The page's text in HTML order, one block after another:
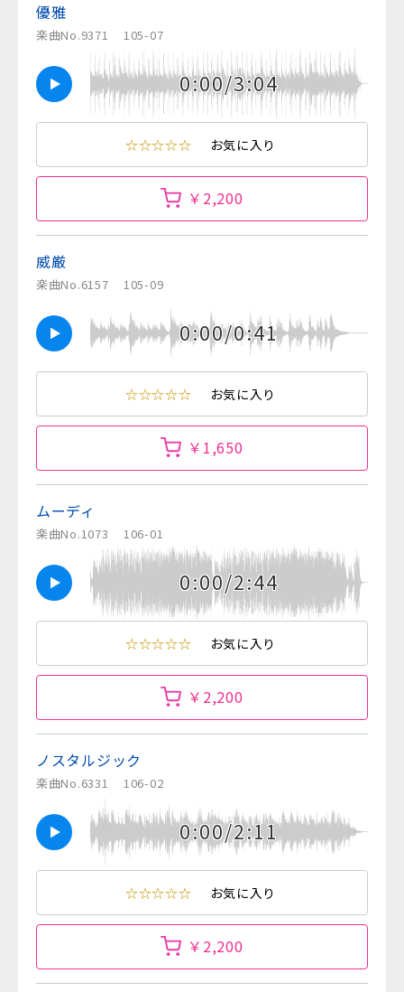
優雅
楽曲No.9371 105-07
0:00/3:04
☆☆☆☆☆ お気に入り
￥2,200
威厳
楽曲No.6157 105-09
0:00/0:41
☆☆☆☆☆ お気に入り
￥1,650
ムーディ
楽曲No.1073 106-01
0:00/2:44
☆☆☆☆☆ お気に入り
￥2,200
ノスタルジック
楽曲No.6331 106-02
0:00/2:11
☆☆☆☆☆ お気に入り
￥2,200